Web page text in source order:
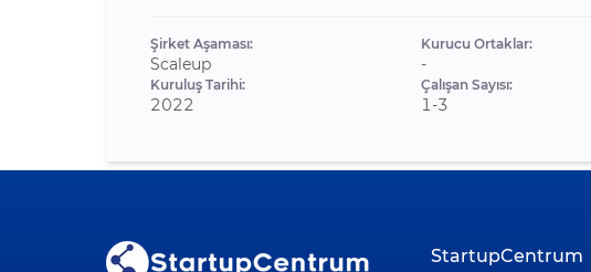
Şirket Aşaması:
Scaleup
Kuruluş Tarihi:
2022
Kurucu Ortaklar:
-
Çalışan Sayısı:
1-3
StartupCentrum